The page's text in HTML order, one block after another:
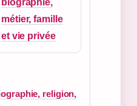
biographie,
métier, famille
et vie privée
religion,